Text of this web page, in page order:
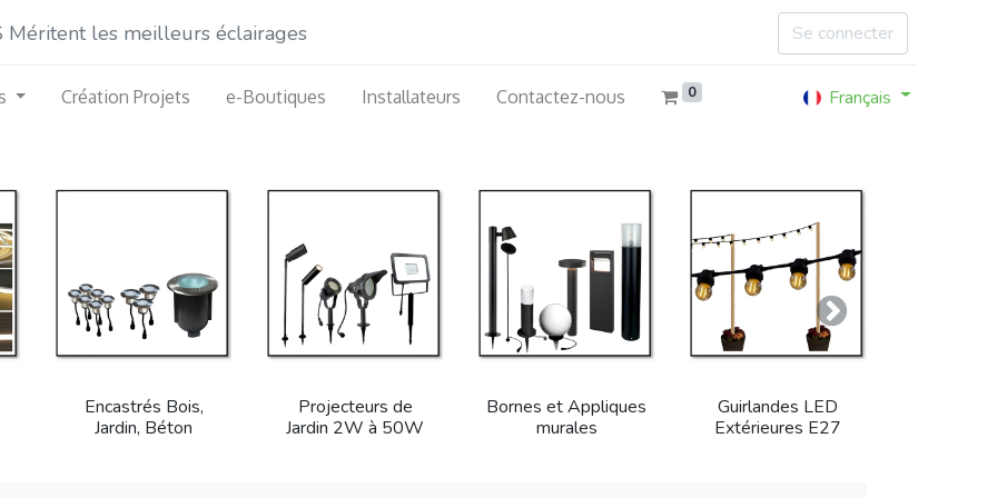
Méritent les meilleurs éclairages Se connecter
Création Projets e-Boutiques Installateurs Contactez-nous 0 Français
Encastrés Bois,
Jardin, Béton
Projecteurs de
Jardin 2W à 50W
Bornes et Appliques
murales
Guirlandes LED
Extérieures E27
Suivant